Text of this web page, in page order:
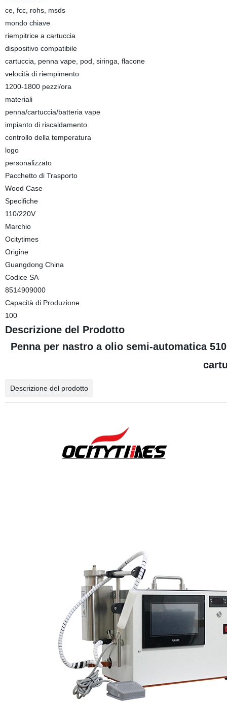
ce, fcc, rohs, msds
mondo chiave
riempitrice a cartuccia
dispositivo compatibile
cartuccia, penna vape, pod, siringa, flacone
velocità di riempimento
1200-1800 pezzi/ora
materiali
penna/cartuccia/batteria vape
impianto di riscaldamento
controllo della temperatura
logo
personalizzato
Pacchetto di Trasporto
Wood Case
Specifiche
110/220V
Marchio
Ocitytimes
Origine
Guangdong China
Codice SA
8514909000
Capacità di Produzione
100
Descrizione del Prodotto
Penna per nastro a olio semi-automatica
Descrizione del prodotto